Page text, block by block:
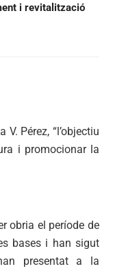
i revitalització
Pérez, “l’objectiu
i promocionar la
obria el període de
bases i han sigut
presentat a la